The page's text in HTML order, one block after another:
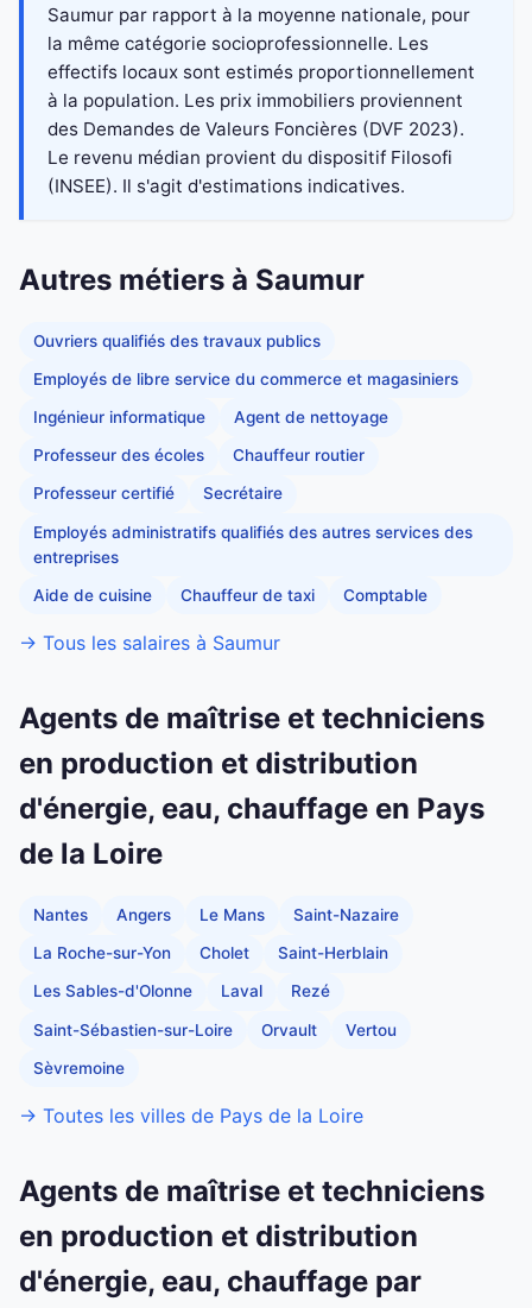
Saumur par rapport à la moyenne nationale, pour
la même catégorie socioprofessionnelle. Les
effectifs locaux sont estimés proportionnellement
à la population. Les prix immobiliers proviennent
des Demandes de Valeurs Foncières (DVF 2023).
Le revenu médian provient du dispositif Filosofi
(INSEE). Il s'agit d'estimations indicatives.
Autres métiers à Saumur
Ouvriers qualifiés des travaux publics
Employés de libre service du commerce et magasiniers
Ingénieur informatique Agent de nettoyage
Professeur des écoles Chauffeur routier
Professeur certifié Secrétaire
Employés administratifs qualifiés des autres services des
entreprises
Aide de cuisine Chauffeur de taxi Comptable
→ Tous les salaires à Saumur
Agents de maîtrise et techniciens
en production et distribution
d'énergie, eau, chauffage en Pays
de la Loire
Nantes Angers Le Mans Saint-Nazaire
La Roche-sur-Yon Cholet Saint-Herblain
Les Sables-d'Olonne Laval Rezé
Saint-Sébastien-sur-Loire Orvault Vertou
Sèvremoine
→ Toutes les villes de Pays de la Loire
Agents de maîtrise et techniciens
en production et distribution
d'énergie, eau, chauffage par